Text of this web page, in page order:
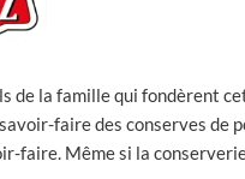
de la famille qui fondèrent
faire des conserves de
faire. Même si la